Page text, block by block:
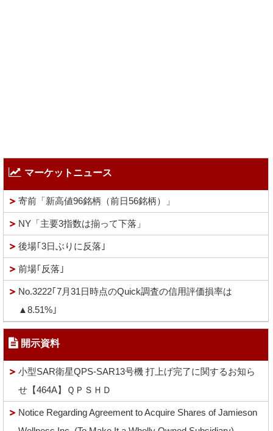
マーケットニュース
寄前「新高値96銘柄（前日56銘柄）」
NY「主要3指数は揃って下落」
後場｢3日ぶりに反落｣
前場｢反落｣
No.3222｢7月31日時点のQuick調査の信用評価損率は
▲8.51%｣
開示資料
小型SAR衛星QPS-SAR13号機 打上げ完了に関するお知ら
せ【464A】ＱＰＳＨＤ
Notice Regarding Agreement to Acquire Shares of Jamieson